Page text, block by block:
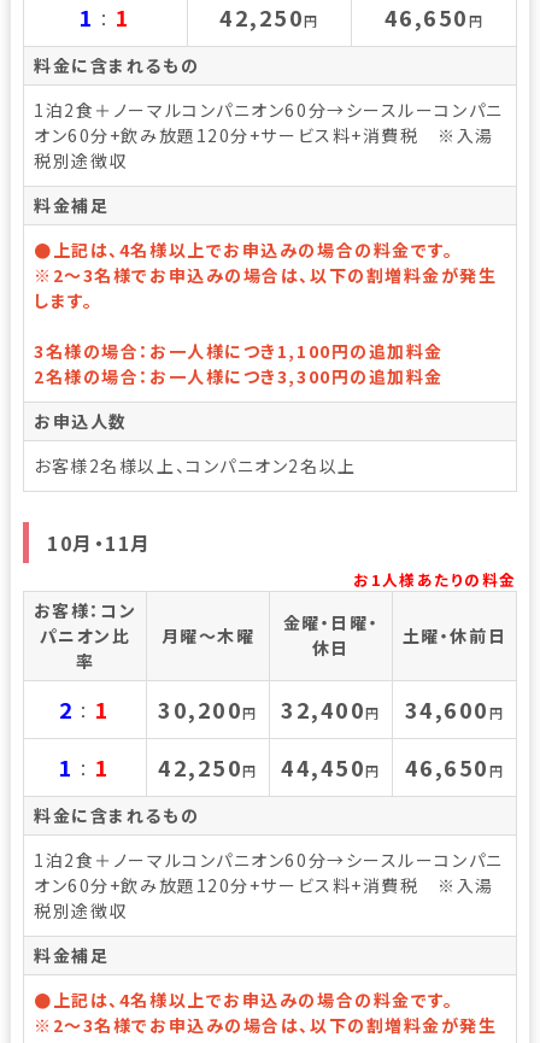
1 ： 1 42,250円 46,650円
料金に含まれるもの
1泊2食＋ノーマルコンパニオン60分→シースルーコンパニ
オン60分+飲み放題120分+サービス料+消費税 ※入湯
税別途徴収
料金補足
●上記は、4名様以上でお申込みの場合の料金です。
※2～3名様でお申込みの場合は、以下の割増料金が発生
します。
3名様の場合：お一人様につき1,100円の追加料金
2名様の場合：お一人様につき3,300円の追加料金
お申込人数
お客様2名様以上、コンパニオン2名以上
10月・11月
お1人様あたりの料金
お客様：コン
パニオン比
率
月曜～木曜
金曜・日曜・
休日
土曜・休前日
2 ： 1 30,200円 32,400円 34,600円
1 ： 1 42,250円 44,450円 46,650円
料金に含まれるもの
1泊2食＋ノーマルコンパニオン60分→シースルーコンパニ
オン60分+飲み放題120分+サービス料+消費税 ※入湯
税別途徴収
料金補足
●上記は、4名様以上でお申込みの場合の料金です。
※2～3名様でお申込みの場合は、以下の割増料金が発生